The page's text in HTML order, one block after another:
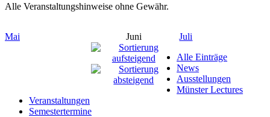
Alle Veranstaltungshinweise ohne Gewähr.
Mai Juni
Juli
Alle Einträge
News
Ausstellungen
Münster Lectures
Veranstaltungen
Semestertermine